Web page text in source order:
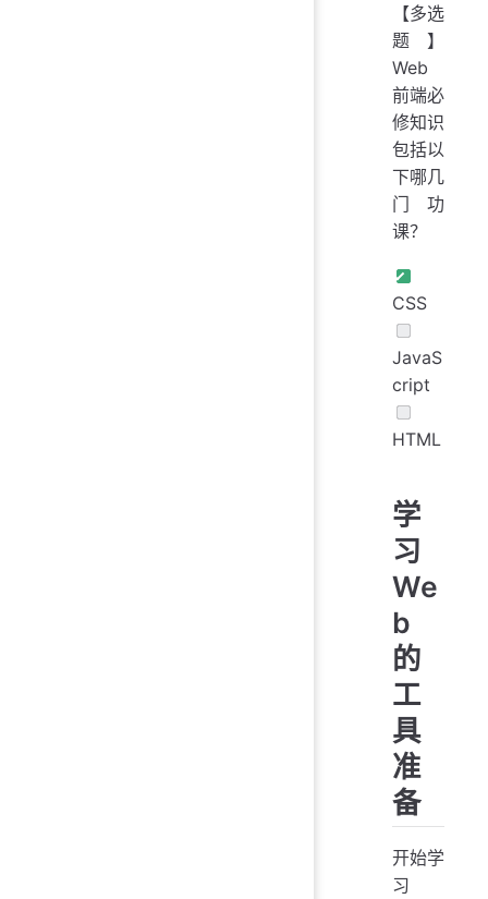
【多选
题】
Web
前端必
修知识
包括以
下哪几
门功
课？
CSS
JavaS
cript
HTML
学
习
We
b
的
工
具
准
备
开始学
习